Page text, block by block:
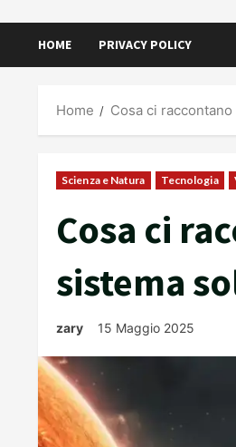
HOME PRIVACY POLICY
Home Cosa ci
Scienza e Natura Tecnologia
Cosa ci
sistema
zary 15 Maggio 2025